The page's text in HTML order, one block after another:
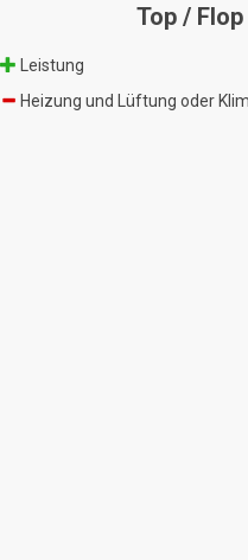
Top / Flop
Leistung
Heizung und Lüftung oder